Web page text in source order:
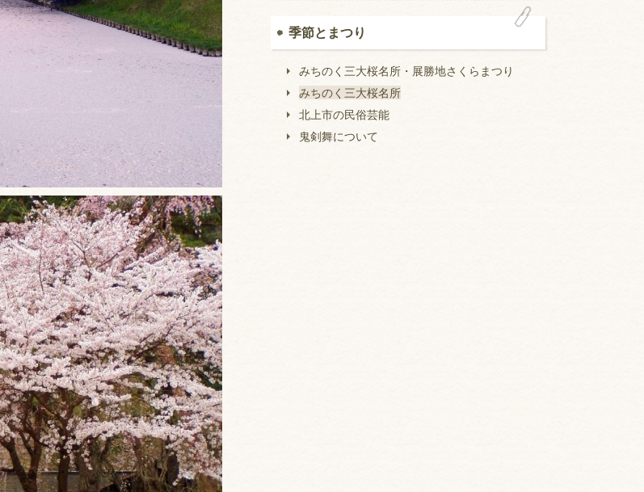
季節とまつり
みちのく三大桜名所・展勝地さくらまつり
みちのく三大桜名所
北上市の民俗芸能
鬼剣舞について